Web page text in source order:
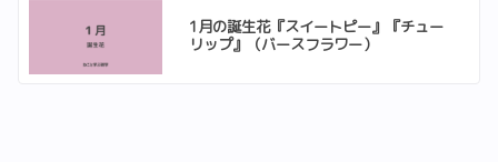
1月の誕生花『スイートピー』『チュー
リップ』（バースフラワー）